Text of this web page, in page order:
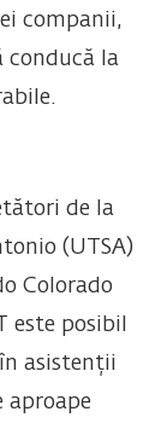
companii,
conducă la
de la
(UTSA)
Colorado
este posibil
asistenții
aproape